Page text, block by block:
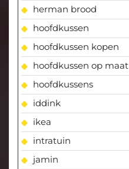
herman brood
hoofdkussen
hoofdkussen kopen
hoofdkussen op maat
hoofdkussens
iddink
ikea
intratuin
jamin